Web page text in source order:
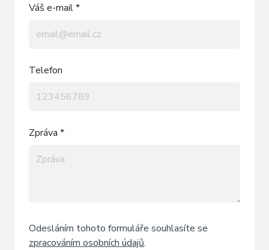
Váš e-mail *
Telefon
Zpráva *
Odesláním tohoto formuláře souhlasíte se
zpracováním osobních údajů.